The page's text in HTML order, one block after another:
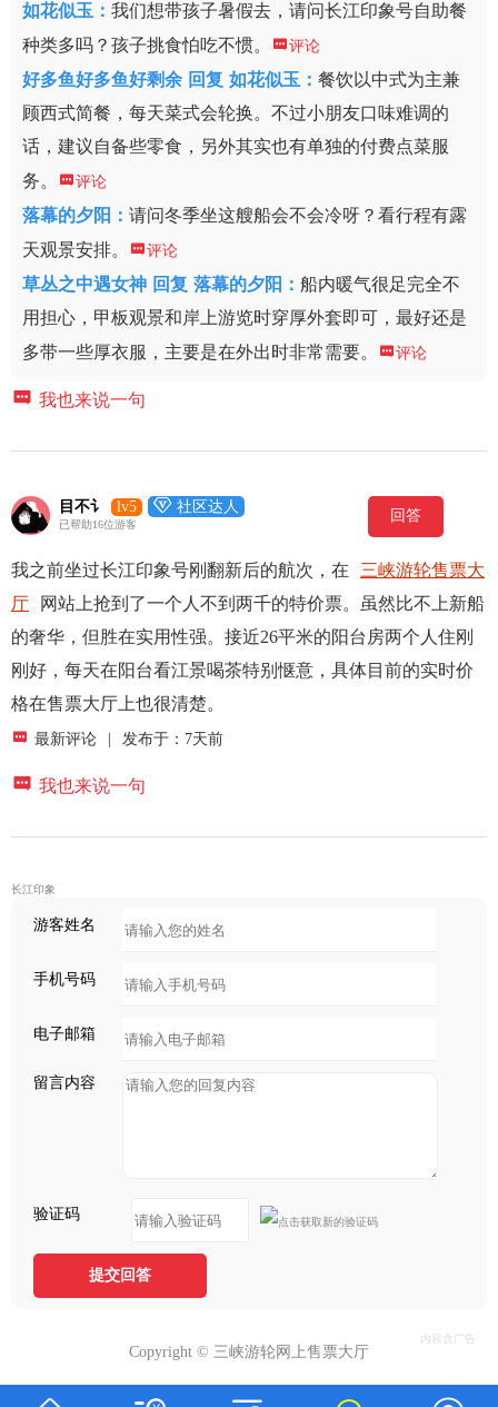
如花似玉 ： 我们想带孩子暑假去，请问长江印象号自助餐
种类多吗？孩子挑食怕吃不惯。
评论
好多鱼好多鱼好剩余 回复 如花似玉： 餐饮以中式为主兼
顾西式简餐，每天菜式会轮换。不过小朋友口味难调的
话，建议自备些零食，另外其实也有单独的付费点菜服
务。
评论
落幕的夕阳 ： 请问冬季坐这艘船会不会冷呀？看行程有露
天观景安排。
评论
草丛之中遇女神 回复 落幕的夕阳： 船内暖气很足完全不
用担心，甲板观景和岸上游览时穿厚外套即可，最好还是
多带一些厚衣服，主要是在外出时非常需要。
评论
 我也来说一句
目不讠 lv5  社区达人
已帮助16位游客
回答
我之前坐过长江印象号刚翻新后的航次，在
三峡游轮售票大
厅
网站上抢到了一个人不到两千的特价票。虽然比不上新船
的奢华，但胜在实用性强。接近26平米的阳台房两个人住刚
刚好，每天在阳台看江景喝茶特别惬意，具体目前的实时价
格在售票大厅上也很清楚。
 最新评论 发布于：7天前
 我也来说一句
长江印象
游客姓名
手机号码
电子邮箱
留言内容
验证码
提交回答
Copyright © 三峡游轮网上售票大厅